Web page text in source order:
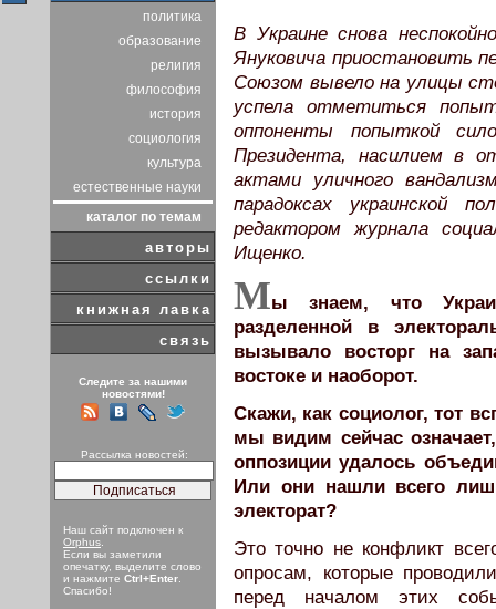
политика
образование
религия
философия
история
социология
культура
естественные науки
каталог по темам
авторы
ссылки
книжная лавка
связь
Следите за нашими
новостями!
Рассылка новостей:
Наш сайт подключен к
Orphus
Если вы заметили
опечатку, выделите слово
и нажмите Ctrl+Enter
Спасибо!
В Украине снова
Януковича приостановить
Союзом вывело на улицы
успела отметиться
оппоненты попыткой
Президента, насилием в
актами уличного
парадоксах украинской
редактором журнала
Ищенко.
Мы знаем, что
разделенной в
вызывало восторг на
востоке и наоборот.
Скажи, как социолог, тот
мы видим сейчас
оппозиции удалось
Или они нашли всего
электорат?
Это точно не конфликт
опросам, которые
перед началом этих